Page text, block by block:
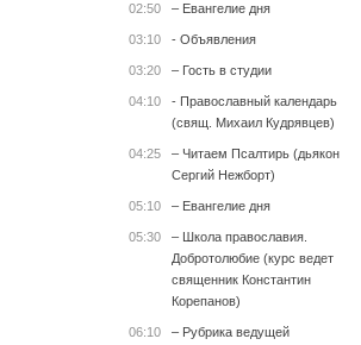
02:50 – Евангелие дня
03:10 - Объявления
03:20 – Гость в студии
04:10
- Православный календарь
(свящ. Михаил Кудрявцев)
04:25
– Читаем Псалтирь (дьякон
Сергий Нежборт)
05:10 – Евангелие дня
05:30
– Школа православия.
Добротолюбие (курс ведет
священник Константин
Корепанов)
06:10 – Рубрика ведущей